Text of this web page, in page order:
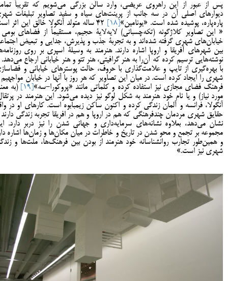
پس از عبور از این راهروی عریضی، وارد سالن بزرگی می‌شویم که تقریباً
دیوارهای اصلی آن در سه جانب از پرینت‌های سیاه و سفید تصاویر تبلیغات
پاره‌پاره، پوشیده شده است. «یونامین»
42 ساله متولد آنگولا خالق این اثر
« این تصاویر کلاژگونه (تکه‌چسبانی) لایه‌لایۀ حجیم، مستقیماً از فضاهای
خیابان‌های شهری گرفته شده‌اند و به تجربۀ جذب و پذیرش، جدایی و تبعیض
بین شهرهای آفریقا و اروپا اشاره دارند. هنرمند به وسیلۀ اسپری بر روی
نوشته‌هایی ترسیم کرده که آن‌را به هنر گرافیتی، هنر تتو و هنر خیابانی ارجاع می‌دهد.
با بهره‌گیری از تایپ و علامت‌گذاری با حروف، حالت پوسترهای خیابانی و
شهری را ایجاد کرده است. در میان این تصاویر که هر روز با آنها در خیابان مواجهیم
فرهنگ فضای مجازی نیز استفاده کرده و کلماتی مانند «پروکورا-سه»
(به
مورد نیاز) و یا نام خود هنرمند به شکل لوگو نیز دیده می‌شود. این هنرمند در
آنگولا، فرانسه و آلمان زندگی کرده و اکنون ساکن زیمبابوه است. کارهای او در
حقایق شهری مردمان چند‌فرهنگی که هم در اروپا و هم در افریقا تجربه زندگی دارند
نشان می‌دهد، بعلاوه نشانه‌های سرمایه‌داری و جهانی‌ شدن را نیز دربر دارد.
مجموعه بر تجمع و محو شدن در تاریخ و خاطرات در میان مکان‌ها و زمان‌ها اشاره
و همین‌طور تجارب روانشناسانه خود هنرمند از بودن بین فرهنگ‌ها، ملت‌ها و
شهری نیز است.»